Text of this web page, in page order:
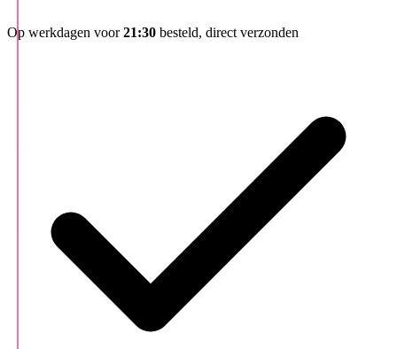
Op werkdagen voor21:30 besteld, direct verzonden